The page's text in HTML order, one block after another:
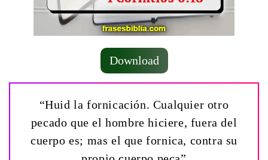
Download
“Huid la fornicación. Cualquier otro
pecado que el hombre hiciere, fuera del
cuerpo es; mas el que fornica, contra su